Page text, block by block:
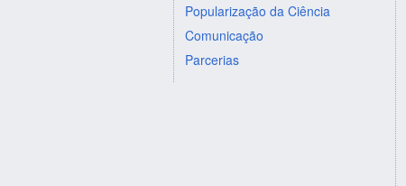
Popularização da Ciência
Comunicação
Parcerias